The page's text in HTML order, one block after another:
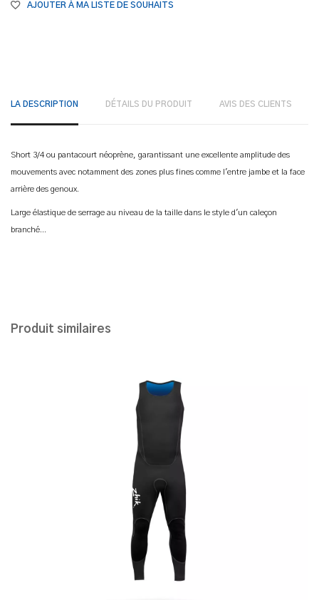
AJOUTER À MA LISTE DE SOUHAITS
LA DESCRIPTION DÉTAILS DU PRODUIT AVIS DES CLIENTS
Short 3/4 ou pantacourt néoprène, garantissant une excellente amplitude des
mouvements avec notamment des zones plus fines comme l'entre jambe et la face
arrière des genoux.
Large élastique de serrage au niveau de la taille dans le style d'un caleçon
branché...
Produit similaires